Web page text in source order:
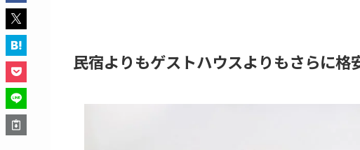
民宿よりもゲストハウスよりもさらに